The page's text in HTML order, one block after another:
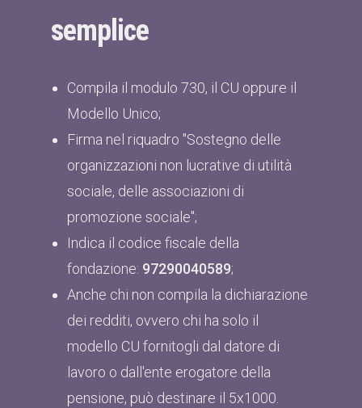
semplice
Compila il modulo 730, il CU oppure il
Modello Unico;
Firma nel riquadro "Sostegno delle
organizzazioni non lucrative di utilità
sociale, delle associazioni di
promozione sociale";
Indica il codice fiscale della
fondazione: 97290040589;
Anche chi non compila la dichiarazione
dei redditi, ovvero chi ha solo il
modello CU fornitogli dal datore di
lavoro o dall'ente erogatore della
pensione, può destinare il 5x1000.